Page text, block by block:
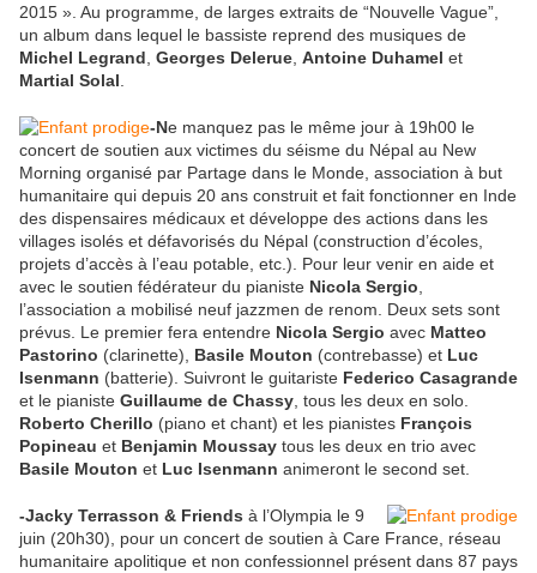
2015 ». Au programme, de larges extraits de “Nouvelle Vague”,
un album dans lequel le bassiste reprend des musiques de
Michel Legrand Georges Delerue Antoine Duhamel et
Martial Solal
-Ne manquez pas le même jour à 19h00 le
concert de soutien aux victimes du séisme du Népal au New
Morning organisé par Partage dans le Monde, association à but
humanitaire qui depuis 20 ans construit et fait fonctionner en Inde
des dispensaires médicaux et développe des actions dans les
villages isolés et défavorisés du Népal (construction d’écoles,
projets d’accès à l’eau potable, etc.). Pour leur venir en aide et
avec le soutien fédérateur du pianiste Nicola Sergio
l’association a mobilisé neuf jazzmen de renom. Deux sets sont
prévus. Le premier fera entendre Nicola Sergio avec Matteo
Pastorino (clarinette), Basile Mouton (contrebasse) et Luc
Isenmann (batterie). Suivront le guitariste Federico Casagrande
et le pianiste Guillaume de Chassy , tous les deux en solo.
Roberto Cherillo (piano et chant) et les pianistes François
Popineau et Benjamin Moussay tous les deux en trio avec
Basile Mouton et Luc Isenmann animeront le second set.
-Jacky Terrasson & Friends à l’Olympia le 9
juin (20h30), pour un concert de soutien à Care France, réseau
humanitaire apolitique et non confessionnel présent dans 87 pays